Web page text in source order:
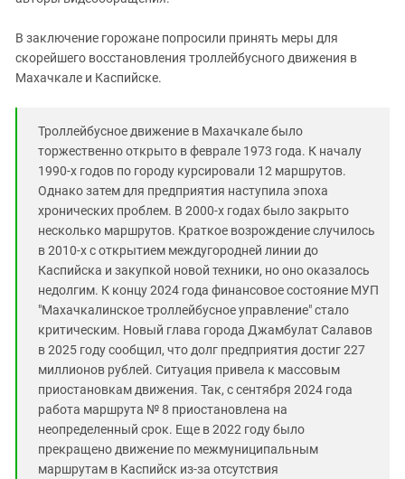
В заключение горожане попросили принять меры для
скорейшего восстановления троллейбусного движения в
Махачкале и Каспийске.
Троллейбусное движение в Махачкале было
торжественно открыто в феврале 1973 года. К началу
1990-х годов по городу курсировали 12 маршрутов.
Однако затем для предприятия наступила эпоха
хронических проблем. В 2000-х годах было закрыто
несколько маршрутов. Краткое возрождение случилось
в 2010-х с открытием междугородней линии до
Каспийска и закупкой новой техники, но оно оказалось
недолгим. К концу 2024 года финансовое состояние МУП
"Махачкалинское троллейбусное управление" стало
критическим. Новый глава города Джамбулат Салавов
в 2025 году сообщил, что долг предприятия достиг 227
миллионов рублей. Ситуация привела к массовым
приостановкам движения. Так, с сентября 2024 года
работа маршрута № 8 приостановлена на
неопределенный срок. Еще в 2022 году было
прекращено движение по межмуниципальным
маршрутам в Каспийск из-за отсутствия